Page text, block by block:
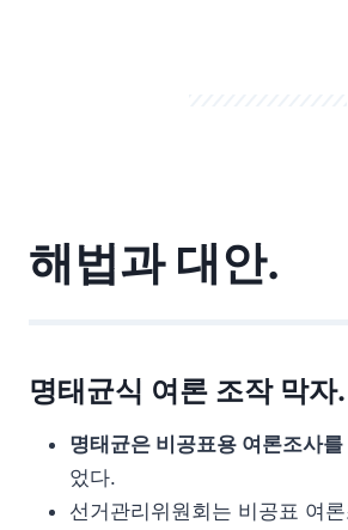
해법과 대안.
명태균식 여론 조작 막자.
명태균은 비공표용 여론조사를
었다.
선거관리위원회는 비공표 여